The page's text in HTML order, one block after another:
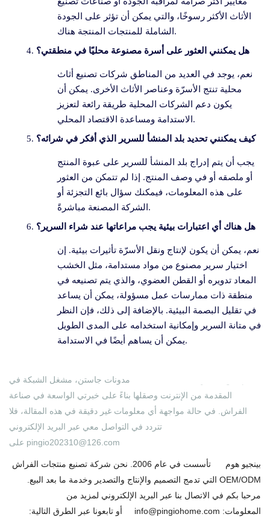
الأثاث الأكثر رسوخًا، والتي يمكن أن تؤثر على الجودة
الشاملة للمنتجات المنتجة هناك.
هل يمكنني العثور على أسرة مصنوعة محليًا في منطقتي؟
نعم، يوجد في العديد من المناطق شركات تصنيع أثاث
محلية تنتج الأسرّة وعناصر الأثاث الأخرى. يمكن أن
يكون دعم الشركات المحلية طريقة رائعة لتعزيز
الاستدامة ومساعدة الاقتصاد المحلي.
كيف يمكنني تحديد بلد المنشأ للسرير الذي أفكر في شرائه؟
يجب أن يتم إدراج بلد المنشأ للسرير على عبوة المنتج
أو ملصقه أو في وصف المنتج. إذا لم تتمكن من العثور
على هذه المعلومات، فيمكنك سؤال بائع التجزئة أو
الشركة المصنعة مباشرةً.
هل هناك أي اعتبارات بيئية يجب مراعاتها عند شراء السرير؟
نعم، يمكن أن يكون لإنتاج ونقل الأسرّة تأثيرات بيئية. إن
اختيار سرير مصنوع من مواد مستدامة، مثل الخشب
المعاد تدويره أو القطن العضوي، والذي يتم تصنيعه في
منطقة ذات ممارسات عمل مسؤولة، يمكن أن يساعد
في تقليل البصمة البيئية. بالإضافة إلى ذلك، فإن النظر
في متانة السرير وإمكانية استخدامه على المدى الطويل
يمكن أن يساهم أيضًا في الاستدامة.
مدونات جاستن، مشغل الشبكة في Pingio Home. تم جمع المعلومات
المقدمة من الإنترنت وصقلها بناءً على خبرتي الواسعة في صناعة
الفراش. في حالة مواجهة أي معلومات غير دقيقة في هذه المقالة، فلا
تتردد في التواصل معي عبر البريد الإلكتروني
pingio202310@126.com
بينجيو هوم
تأسست في عام 2006. نحن شركة تصنيع منتجات الفراش
OEM/ODM التي تدمج التصميم والإنتاج والتصدير وخدمة ما بعد البيع.
مرحبا بكم في الاتصال بنا عبر البريد الإلكتروني لمزيد من
المعلومات: info@pingiohome.com
أو تابعونا عبر الطرق التالية: